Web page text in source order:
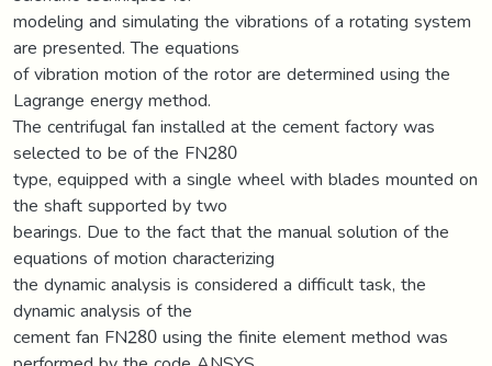
modeling and simulating the vibrations of a rotating system
are presented. The equations
of vibration motion of the rotor are determined using the
Lagrange energy method.
The centrifugal fan installed at the cement factory was
selected to be of the FN280
type, equipped with a single wheel with blades mounted on
the shaft supported by two
bearings. Due to the fact that the manual solution of the
equations of motion characterizing
the dynamic analysis is considered a difficult task, the
dynamic analysis of the
cement fan FN280 using the finite element method was